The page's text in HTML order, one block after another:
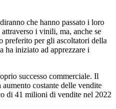
che hanno passato i loro
i vinili, ma, anche se
preferito per gli ascoltatori della
ha iniziato ad apprezzare i
successo commerciale. Il
costante delle vendite
di 41 milioni di vendite nel 2022